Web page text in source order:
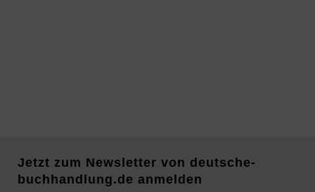
Jetzt zum Newsletter von deutsche-
buchhandlung.de anmelden